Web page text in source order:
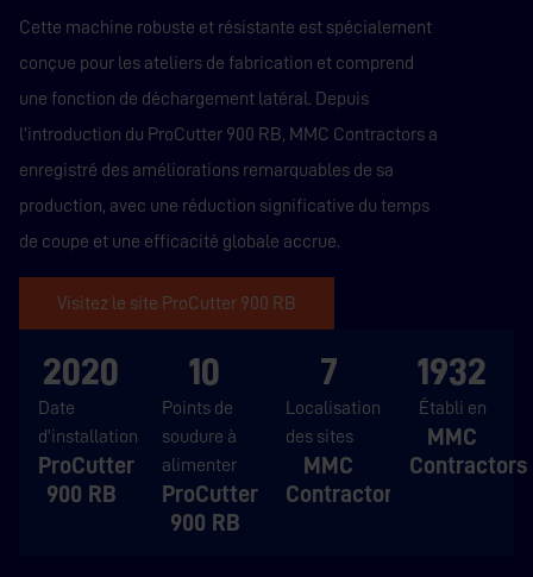
Cette machine robuste et résistante est spécialement
conçue pour les ateliers de fabrication et comprend
une fonction de déchargement latéral. Depuis
l’introduction du ProCutter 900 RB, MMC Contractors a
enregistré des améliorations remarquables de sa
production, avec une réduction significative du temps
de coupe et une efficacité globale accrue.
Visitez le site ProCutter 900 RB
2020
Date
d'installation
ProCutter
900 RB
10
Points de
soudure à
alimenter
ProCutter
900 RB
7
Localisation
des sites
MMC
Contractors
1932
Établi en
MMC
Contractors